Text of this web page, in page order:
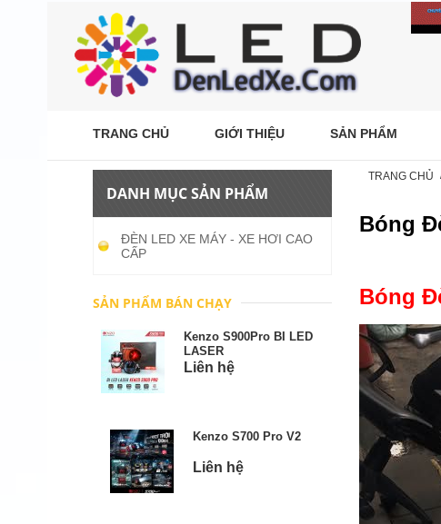
TRANG CHỦ GIỚI THIỆU SẢN PHẨM
DANH MỤC SẢN PHẨM
ĐÈN LED XE MÁY - XE HƠI CAO
CẤP
SẢN PHẨM BÁN CHẠY
Kenzo S900Pro BI LED
LASER
Liên hệ
Kenzo S700 Pro V2
Liên hệ
TRANG CHỦ
Bóng
Bóng